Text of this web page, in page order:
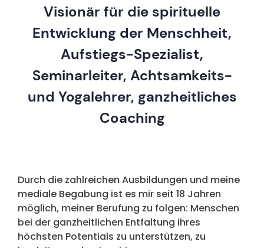
Visionär für die spirituelle
Entwicklung der Menschheit,
Aufstiegs-Spezialist,
Seminarleiter, Achtsamkeits-
und Yogalehrer, ganzheitliches
Coaching
Durch die zahlreichen Ausbildungen und meine
mediale Begabung ist es mir seit 18 Jahren
möglich, meiner Berufung zu folgen: Menschen
bei der ganzheitlichen Entfaltung ihres
höchsten Potentials zu unterstützen, zu